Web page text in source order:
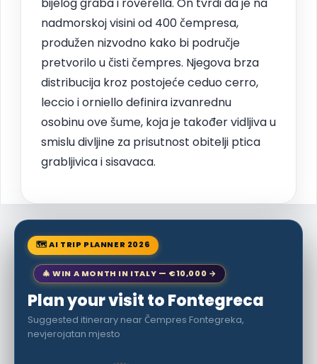
bijelog graba i roverella. On tvrdi da je na
nadmorskoj visini od 400 čempresa,
produžen nizvodno kako bi područje
pretvorilo u čisti čempres. Njegova brza
distribucija kroz postojeće ceduo cerro,
leccio i orniello definira izvanrednu
osobinu ove šume, koja je također vidljiva u
smislu divljine za prisutnost obitelji ptica
grabljivica i sisavaca.
🗺 AI TRIP PLANNER 2026
🎄 WIN A MONTH IN ITALY — €10,000 →
Plan your visit to Fontegreca
Suggested itinerary near Čempres Fontegreka,
nevjerojatan mjesto